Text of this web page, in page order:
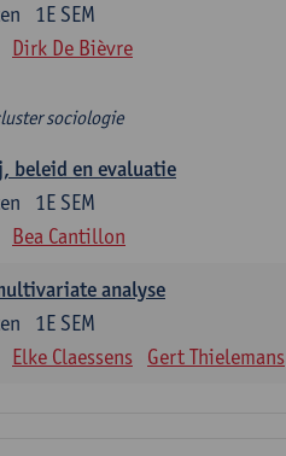
1E SEM
Dirk De Bièvre
sociologie
beleid en evaluatie
1E SEM
Bea Cantillon
analyse
1E SEM
Elke Claessens Gert Thielemans